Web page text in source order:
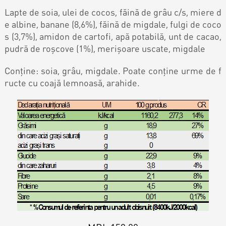
Калачи
Пирожные
Десерт
Макарон
Круассаны и маффины
Печенье
Плацинда
Lapte de soia, ulei de cocos, făină de grâu c/s, miere d
e albine, banane (8,6%), făină de migdale, fulgi de coco
s (3,7%), amidon de cartofi, apă potabilă, unt de cacao,
pudră de roşcove (1%), merișoare uscate, migdale
Conține: soia, grâu, migdale. Poate conține urme de f
ructe cu coajă lemnoasă, arahide.